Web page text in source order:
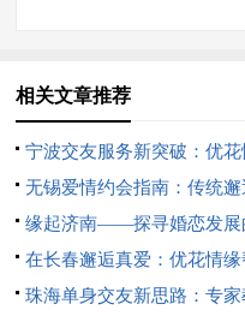
相关文章推荐
宁波交友服务新突破：优花
缘引领社交新潮流
无锡爱情约会指南：传统邂
与现代交友的完美融合
缘起济南——探寻婚恋发展
新契机
在长春邂逅真爱：优花情缘
助小李重拾爱情信心
珠海单身交友新思路：专家